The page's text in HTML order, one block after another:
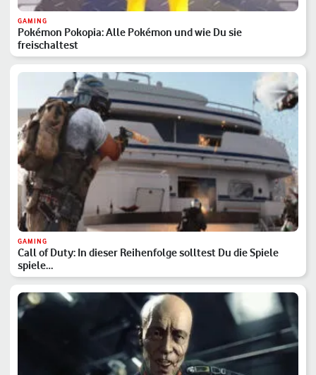
GAMING
Pokémon Pokopia: Alle Pokémon und wie Du sie
freischaltest
GAMING
Call of Duty: In dieser Reihenfolge solltest Du die Spiele
spiele…